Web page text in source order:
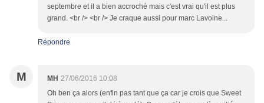
septembre et il a bien accroché mais c'est vrai qu'il est plus
grand. <br /> <br /> Je craque aussi pour marc Lavoine...
Répondre
M MH 27/06/2016 10:08
Oh ben ça alors (enfin pas tant que ça car je crois que Sweet